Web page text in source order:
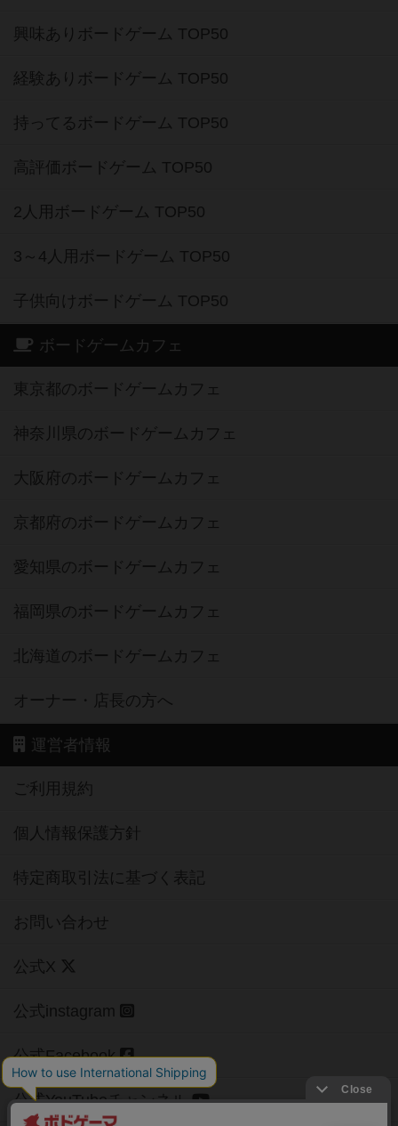
興味ありボードゲーム TOP50
経験ありボードゲーム TOP50
持ってるボードゲーム TOP50
高評価ボードゲーム TOP50
2人用ボードゲーム TOP50
3～4人用ボードゲーム TOP50
子供向けボードゲーム TOP50
ボードゲームカフェ
東京都のボードゲームカフェ
神奈川県のボードゲームカフェ
大阪府のボードゲームカフェ
京都府のボードゲームカフェ
愛知県のボードゲームカフェ
福岡県のボードゲームカフェ
北海道のボードゲームカフェ
オーナー・店長の方へ
運営者情報
ご利用規約
個人情報保護方針
特定商取引法に基づく表記
お問い合わせ
公式X
公式instagram
公式Facebook
公式YouTubeチャンネル